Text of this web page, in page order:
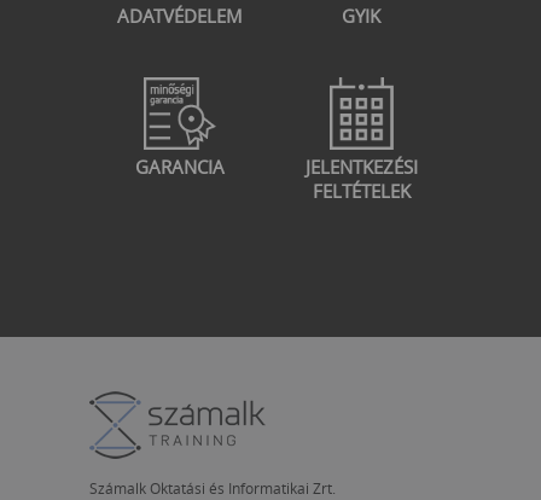
ADATVÉDELEM GYIK
GARANCIA
JELENTKEZÉSI
FELTÉTELEK
Számalk Oktatási és Informatikai Zrt.